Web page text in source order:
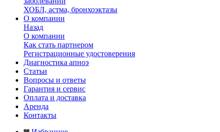
ХОБЛ, астма, бронхоэктазы
О компании
Назад
О компании
Как стать партнером
Регистрационные удостоверения
Диагностика апноэ
Статьи
Вопросы и ответы
Гарантия и сервис
Оплата и доставка
Аренда
Контакты